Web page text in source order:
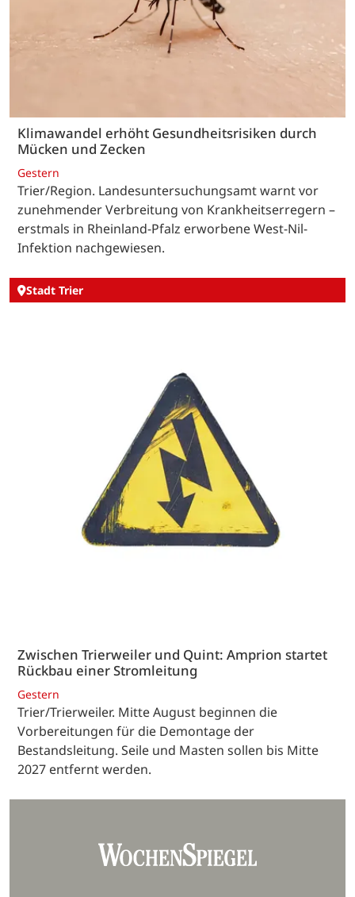
Klimawandel erhöht Gesundheitsrisiken durch
Mücken und Zecken
Gestern
Trier/Region. Landesuntersuchungsamt warnt vor
zunehmender Verbreitung von Krankheitserregern –
erstmals in Rheinland-Pfalz erworbene West-Nil-
Infektion nachgewiesen.
Stadt Trier
Zwischen Trierweiler und Quint: Amprion startet
Rückbau einer Stromleitung
Gestern
Trier/Trierweiler. Mitte August beginnen die
Vorbereitungen für die Demontage der
Bestandsleitung. Seile und Masten sollen bis Mitte
2027 entfernt werden.